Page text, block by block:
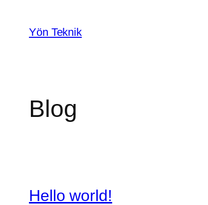
Yön Teknik
Blog
Hello world!